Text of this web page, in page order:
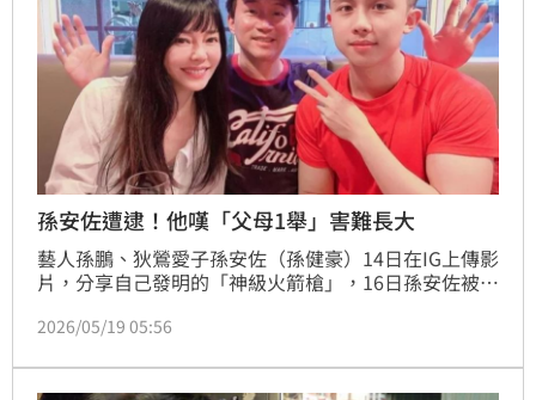
孫安佐遭逮！他嘆「父母1舉」害難長大
藝人孫鵬、狄鶯愛子孫安佐（孫健豪）14日在IG上傳影
片，分享自己發明的「神級火箭槍」，16日孫安佐被警
此，作家「冒牌生」（本名楊立澔）在臉書發表看法，
坦言直到現在孫安佐每個月仍拿3萬元生活費，「一直
2026/05/19 05:56